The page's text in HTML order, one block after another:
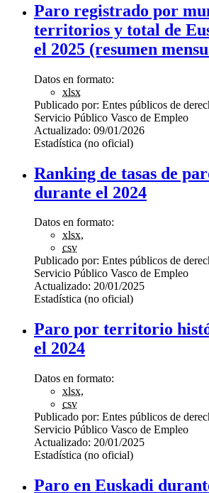
Paro registrado por
territorios y total de
el 2025 (resumen
Datos en formato:
xlsx
Publicado por: Entes públicos de
Servicio Público Vasco de Empleo
Actualizado: 09/01/2026
Estadística (no oficial)
Ranking de tasas de
durante el 2024
Datos en formato:
xlsx,
csv
Publicado por: Entes públicos de
Servicio Público Vasco de Empleo
Actualizado: 20/01/2025
Estadística (no oficial)
Paro por territorio
el 2024
Datos en formato:
xlsx,
csv
Publicado por: Entes públicos de
Servicio Público Vasco de Empleo
Actualizado: 20/01/2025
Estadística (no oficial)
Paro en Euskadi